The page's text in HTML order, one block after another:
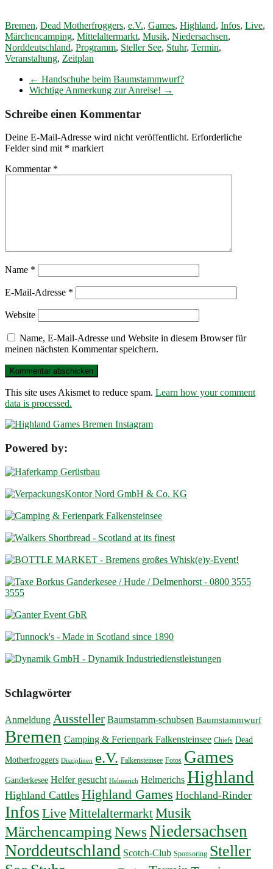
Bremen, Dead Motherfroggers, e.V., Games, Highland, Infos, Live,
Märchencamping, Mittelaltermarkt, Musik, Niedersachsen,
Norddeutschland, Programm, Steller See, Stuhr, Termin,
Veranstaltung, Zeitplan
← Handschuhe beim Baumstammwurf?
Wichtige Anmerkung zur Anreise! →
Schreibe einen Kommentar
Deine E-Mail-Adresse wird nicht veröffentlicht. Erforderliche
Felder sind mit * markiert
Kommentar *
Name *
E-Mail-Adresse *
Website
Name, E-Mail-Adresse und Website in diesem Browser für
meinen nächsten Kommentar speichern.
This site uses Akismet to reduce spam. Learn how your comment
data is processed.
Powered by:
Schlagwörter
Anmeldung Aussteller Baumstamm-schubsen Baumstammwurf
Bremen Camping & Ferienpark Falkensteinsee Chiefs Dead
Motherfroggers Disziplinen e.V. Falkensteinsee Fotos Games
Ganderkesee Helfer gesucht Helmerich Helmerichs Highland
Highland Cattles Highland Games Hochland-Rinder
Infos Live MittelaltermarktMusik
Märchencamping News Niedersachsen
Norddeutschland Scotch-Club Sponsoring Steller